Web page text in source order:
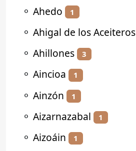
⚬ Ahedo 1
⚬ Ahigal de los Aceiteros
⚬ Ahillones 3
⚬ Aincioa 1
⚬ Ainzón 1
⚬ Aizarnazabal 1
⚬ Aizoáin 1